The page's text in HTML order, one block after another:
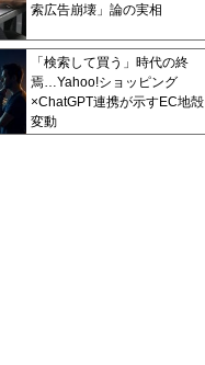
索広告崩壊」論の実相
「検索して買う」時代の終
焉…Yahoo!ショッピング
×ChatGPT連携が示すEC地殻
変動